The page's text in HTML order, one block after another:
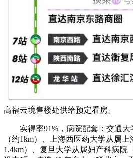
高福云境售楼处供给预定看房。
实得率91%，病院配套：交通大
（约1km）、上海西医药大学从属
1.4km）、复旦大学从属妇产科病院